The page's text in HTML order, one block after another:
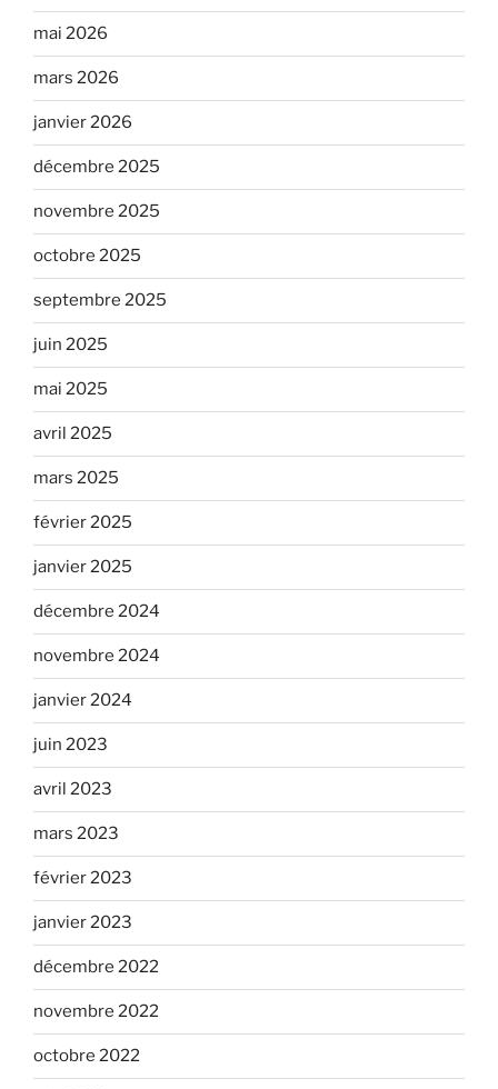
mai 2026
mars 2026
janvier 2026
décembre 2025
novembre 2025
octobre 2025
septembre 2025
juin 2025
mai 2025
avril 2025
mars 2025
février 2025
janvier 2025
décembre 2024
novembre 2024
janvier 2024
juin 2023
avril 2023
mars 2023
février 2023
janvier 2023
décembre 2022
novembre 2022
octobre 2022